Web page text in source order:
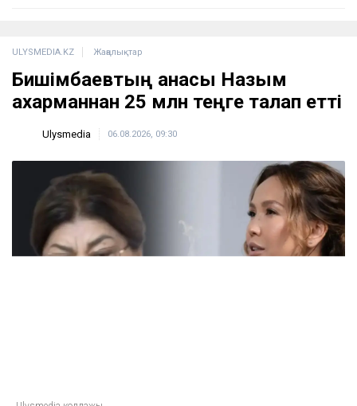
ULYSMEDIA.KZ Жаңалықтар
Бишімбаевтың анасы Назым
Қахарманнан 25 млн теңге талап етті
Ulysmedia 06.08.2026, 09:30